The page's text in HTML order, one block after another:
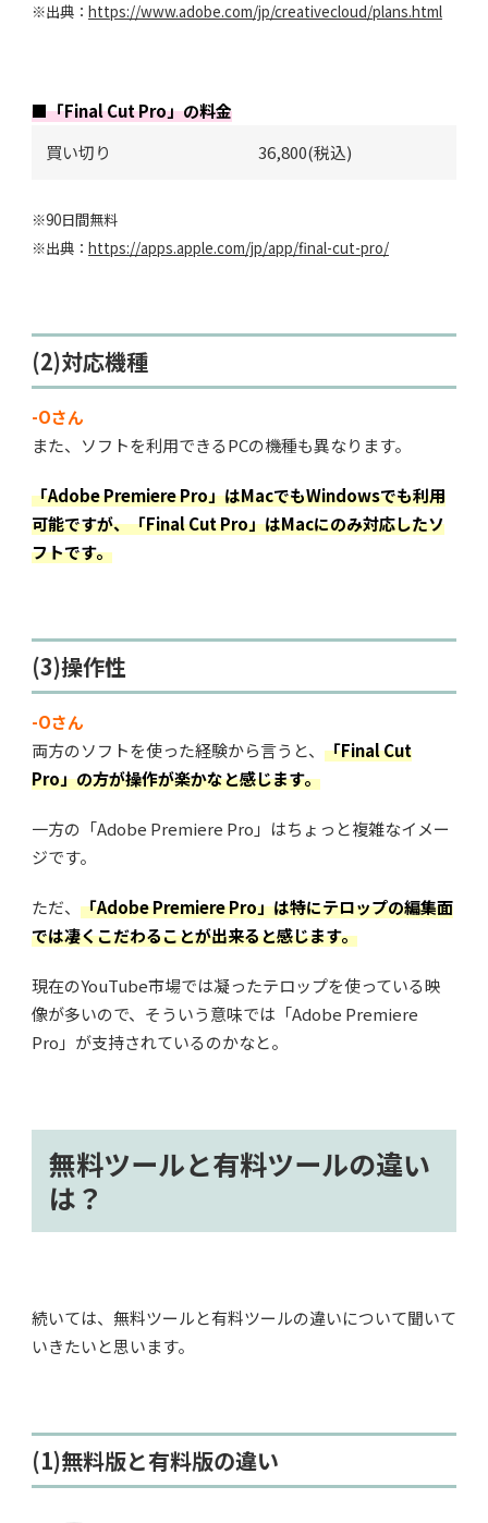
※出典： https://www.adobe.com/jp/creativecloud/plans.html
■「Final Cut Pro」の料金
買い切り
36,800(税込)
※90日間無料
※出典： https://apps.apple.com/jp/app/final-cut-pro/
(2)対応機種
-Oさん
また、ソフトを利用できるPCの機種も異なります。
「Adobe Premiere Pro」はMacでもWindowsでも利用
可能ですが、「Final Cut Pro」はMacにのみ対応したソ
フトです。
(3)操作性
-Oさん
両方のソフトを使った経験から言うと、 「Final Cut
Pro」の方が操作が楽かなと感じます。
一方の「Adobe Premiere Pro」はちょっと複雑なイメー
ジです。
ただ、 「Adobe Premiere Pro」は特にテロップの編集面
では凄くこだわることが出来ると感じます。
現在のYouTube市場では凝ったテロップを使っている映
像が多いので、そういう意味では「Adobe Premiere
Pro」が支持されているのかなと。
無料ツールと有料ツールの違い
は？
続いては、無料ツールと有料ツールの違いについて聞いて
いきたいと思います。
(1)無料版と有料版の違い